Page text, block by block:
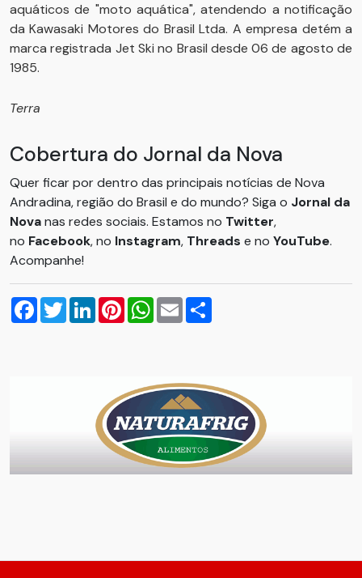
aquáticos de "moto aquática", atendendo a notificação
da Kawasaki Motores do Brasil Ltda. A empresa detém a
marca registrada Jet Ski no Brasil desde 06 de agosto de
1985.
Terra
Cobertura do Jornal da Nova
Quer ficar por dentro das principais notícias de Nova
Andradina, região do Brasil e do mundo? Siga o Jornal da
Novanas redes sociais. Estamos no Twitter,
no Facebook, no Instagram, Threads e no YouTube.
Acompanhe!
Facebook
TwitterLinkedInPinterestWhatsApp
Email